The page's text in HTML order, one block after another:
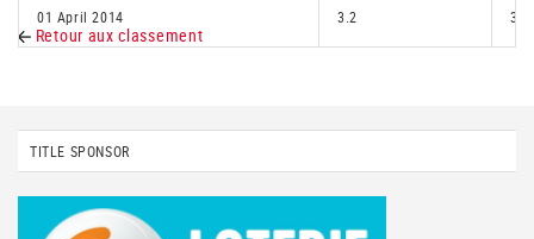
01 April 2014 3.2 3.2
Retour aux classement
TITLE SPONSOR